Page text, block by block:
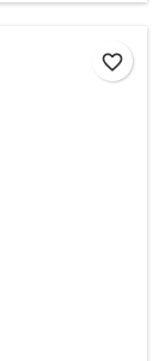
favorite_border